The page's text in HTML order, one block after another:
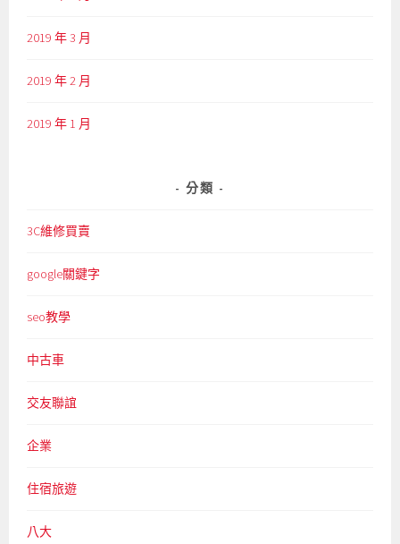
2019 年 3 月
2019 年 2 月
2019 年 1 月
分類
3C維修買賣
google關鍵字
seo教學
中古車
交友聯誼
企業
住宿旅遊
八大